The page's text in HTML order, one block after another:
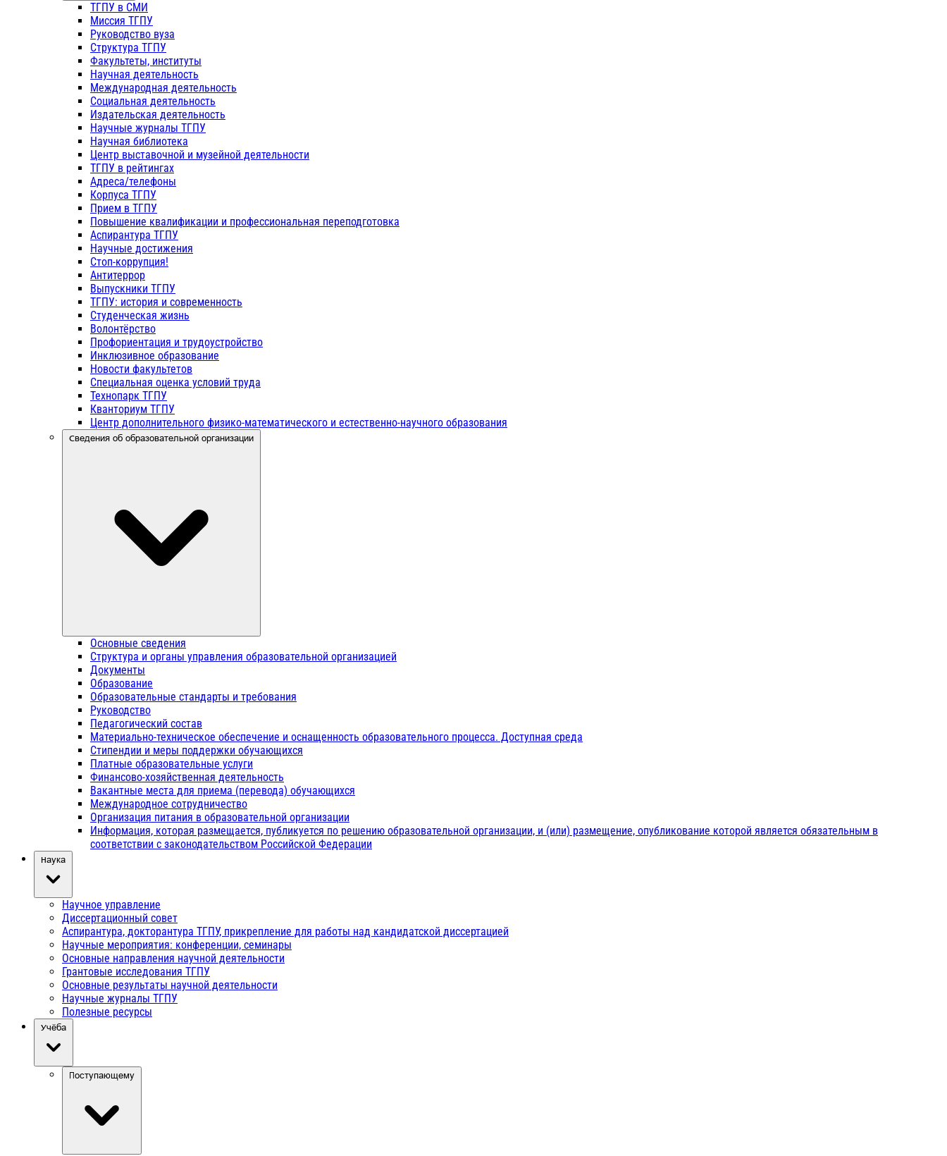
ТГПУ в СМИ
Миссия ТГПУ
Руководство вуза
Структура ТГПУ
Факультеты, институты
Научная деятельность
Международная деятельность
Социальная деятельность
Издательская деятельность
Научные журналы ТГПУ
Научная библиотека
Центр выставочной и музейной деятельности
ТГПУ в рейтингах
Адреса/телефоны
Корпуса ТГПУ
Прием в ТГПУ
Повышение квалификации и профессиональная переподготовка
Аспирантура ТГПУ
Научные достижения
Стоп-коррупция!
Антитеррор
Выпускники ТГПУ
ТГПУ: история и современность
Студенческая жизнь
Волонтёрство
Профориентация и трудоустройство
Инклюзивное образование
Новости факультетов
Специальная оценка условий труда
Технопарк ТГПУ
Кванториум ТГПУ
Центр дополнительного физико-математического и естественно-научного образования
Сведения об образовательной организации
Основные сведения
Структура и органы управления образовательной организацией
Документы
Образование
Образовательные стандарты и требования
Руководство
Педагогический состав
Материально-техническое обеспечение и оснащенность образовательного процесса. Доступная среда
Стипендии и меры поддержки обучающихся
Платные образовательные услуги
Финансово-хозяйственная деятельность
Вакантные места для приема (перевода) обучающихся
Международное сотрудничество
Организация питания в образовательной организации
Информация, которая размещается, публикуется по решению образовательной организации, и (или) размещение, опубликование которой является обязательным в
соответствии с законодательством Российской Федерации
Наука
Научное управление
Диссертационный совет
Аспирантура, докторантура ТГПУ, прикрепление для работы над кандидатской диссертацией
Научные мероприятия: конференции, семинары
Основные направления научной деятельности
Грантовые исследования ТГПУ
Основные результаты научной деятельности
Научные журналы ТГПУ
Полезные ресурсы
Учёба
Поступающему